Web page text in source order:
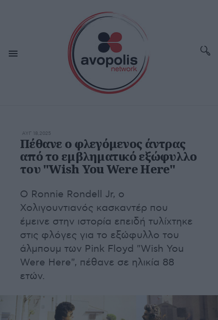
ΑΥΓ 18,2025
Πέθανε ο φλεγόμενος άντρας
από το εμβληματικό εξώφυλλο
του "Wish You Were Here"
Ο Ronnie Rondell Jr, ο
Χολιγουντιανός κασκαντέρ που
έμεινε στην ιστορία επειδή τυλίχτηκε
στις φλόγες για το εξώφυλλο του
άλμπουμ των Pink Floyd "Wish You
Were Here", πέθανε σε ηλικία 88
ετών.